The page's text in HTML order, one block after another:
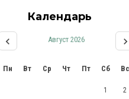
Календарь
Август 2026
Пн Вт Ср Чт Пт Сб Вс
1 2